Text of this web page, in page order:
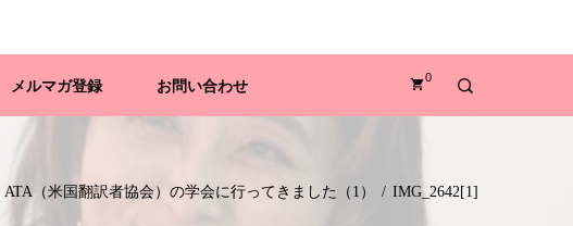
メルマガ登録 お問い合わせ 0
ATA（米国翻訳者協会）の学会に行ってきました（1） IMG_2642[1]